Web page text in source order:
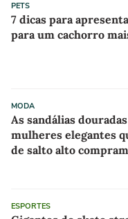
PETS
7 dicas para
para um cachorro
MODA
As sandálias
mulheres elegantes
de salto alto
ESPORTES